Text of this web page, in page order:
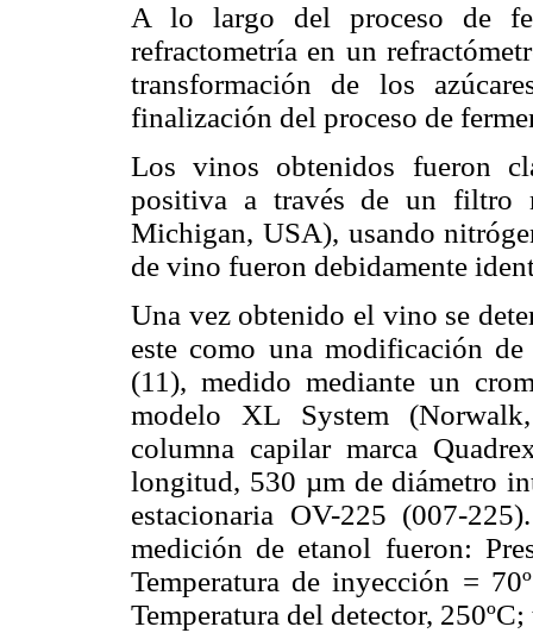
A lo largo del proceso de
refractometría en un
transformación de los
finalización del proceso de
Los vinos obtenidos fueron
positiva a través de un filtro
Michigan, USA), usando
de vino fueron debidamente
Una vez obtenido el vino se
este como una modificación
(11), medido mediante un
modelo XL System
columna capilar marca
longitud, 530 µm de diámetro
estacionaria OV-225 (007-
medición de etanol fueron:
Temperatura de inyección =
Temperatura del detector,